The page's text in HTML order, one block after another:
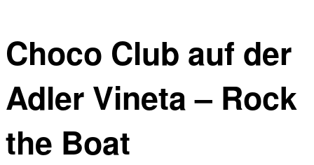
Choco Club auf der
Adler Vineta – Rock
the Boat